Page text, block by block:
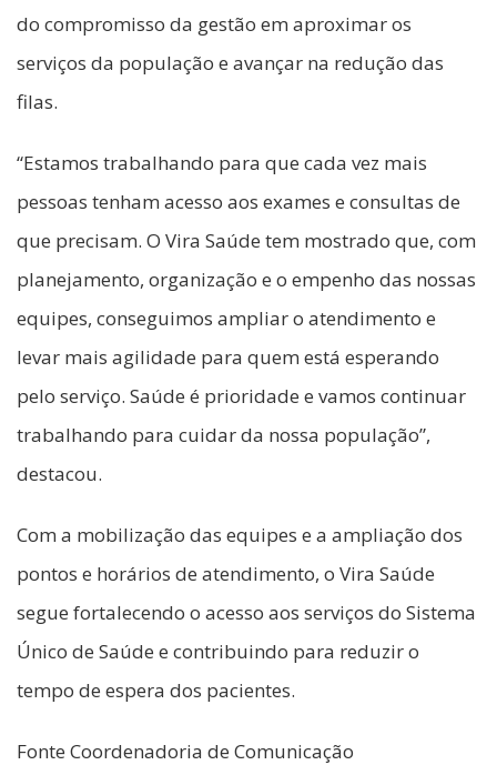
do compromisso da gestão em aproximar os
serviços da população e avançar na redução das
filas.
“Estamos trabalhando para que cada vez mais
pessoas tenham acesso aos exames e consultas de
que precisam. O Vira Saúde tem mostrado que, com
planejamento, organização e o empenho das nossas
equipes, conseguimos ampliar o atendimento e
levar mais agilidade para quem está esperando
pelo serviço. Saúde é prioridade e vamos continuar
trabalhando para cuidar da nossa população”,
destacou.
Com a mobilização das equipes e a ampliação dos
pontos e horários de atendimento, o Vira Saúde
segue fortalecendo o acesso aos serviços do Sistema
Único de Saúde e contribuindo para reduzir o
tempo de espera dos pacientes.
Fonte Coordenadoria de Comunicação